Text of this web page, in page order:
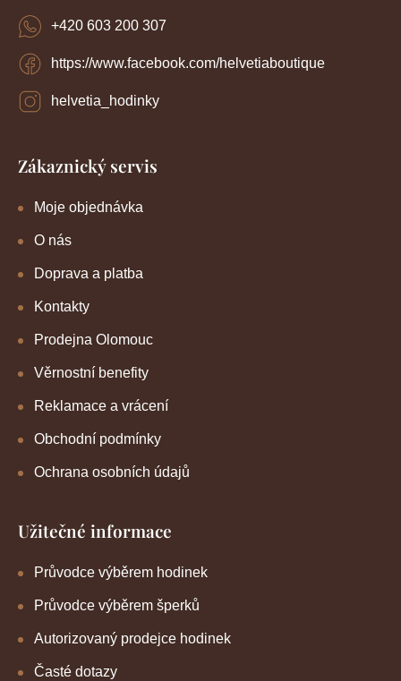
https://www.facebook.com/helvetiaboutique
helvetia_hodinky
+420 603 200 307
Zákaznický servis
Moje objednávka
O nás
Doprava a platba
Kontakty
Prodejna Olomouc
Věrnostní benefity
Reklamace a vrácení
Obchodní podmínky
Ochrana osobních údajů
Užitečné informace
Průvodce výběrem hodinek
Průvodce výběrem šperků
Autorizovaný prodejce hodinek
Časté dotazy